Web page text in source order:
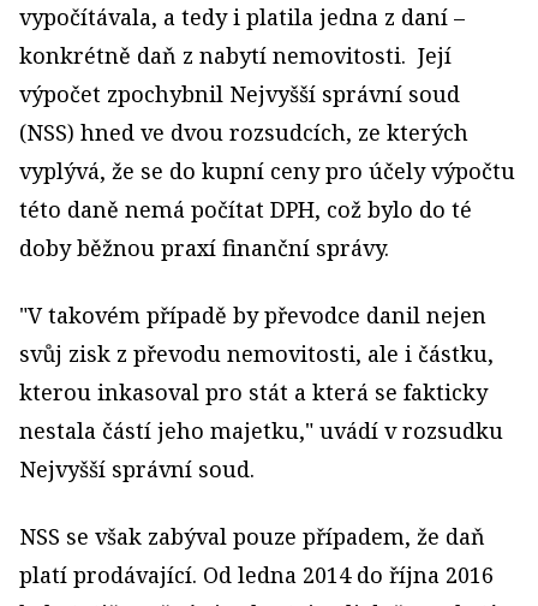
vypočítávala, a tedy i platila jedna z daní –
konkrétně daň z nabytí nemovitosti. Její
výpočet zpochybnil Nejvyšší správní soud
(NSS) hned ve dvou rozsudcích, ze kterých
vyplývá, že se do kupní ceny pro účely výpočtu
této daně nemá počítat DPH, což bylo do té
doby běžnou praxí finanční správy.
"V takovém případě by převodce danil nejen
svůj zisk z převodu nemovitosti, ale i částku,
kterou inkasoval pro stát a která se fakticky
nestala částí jeho majetku," uvádí v rozsudku
Nejvyšší správní soud.
NSS se však zabýval pouze případem, že daň
platí prodávající. Od ledna 2014 do října 2016